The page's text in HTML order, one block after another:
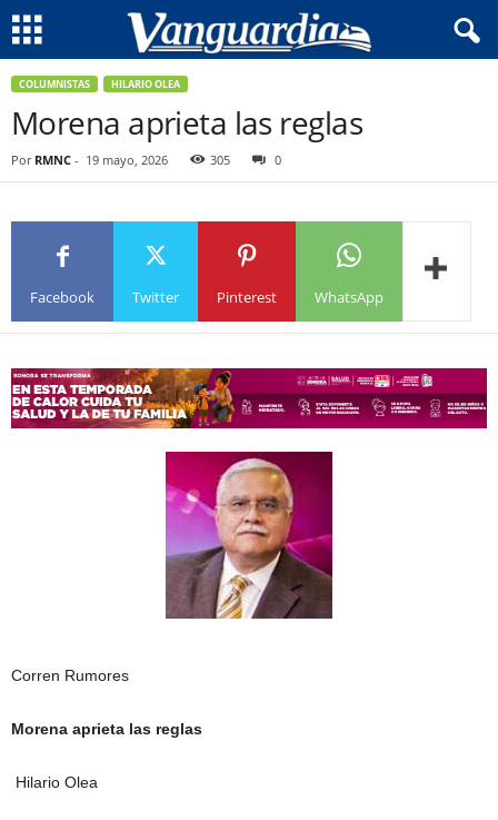
COLUMNISTAS HILARIO OLEA
Morena aprieta las reglas
Por RMNC - 19 mayo, 2026 305 0
Facebook Twitter Pinterest WhatsApp
Corren Rumores
Morena aprieta las reglas
Hilario Olea